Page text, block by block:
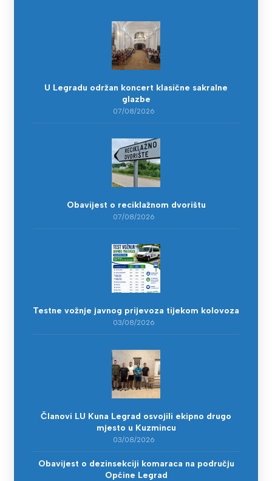
U Legradu održan koncert klasične sakralne
glazbe
07/08/2026
Obavijest o reciklažnom dvorištu
07/08/2026
Testne vožnje javnog prijevoza tijekom kolovoza
03/08/2026
Članovi LU Kuna Legrad osvojili ekipno drugo
mjesto u Kuzmincu
03/08/2026
Obavijest o dezinsekciji komaraca na području
Općine Legrad